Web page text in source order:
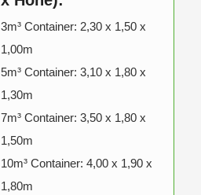
3m³ Container: 2,30 x 1,50 x
1,00m
5m³ Container: 3,10 x 1,80 x
1,30m
7m³ Container: 3,50 x 1,80 x
1,50m
10m³ Container: 4,00 x 1,90 x
1,80m